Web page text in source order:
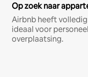
Op zoek naar
Airbnb heeft
ideaal voor
overplaatsing.